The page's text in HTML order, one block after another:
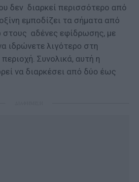
δεν διαρκεί περισσότερο από
εμποδίζει τα σήματα από
στους αδένες εφίδρωσης, με
ιδρώνετε λιγότερο στη
Συνολικά, αυτή η
να διαρκέσει από δύο έως